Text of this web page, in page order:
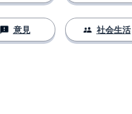
意見 社会生活